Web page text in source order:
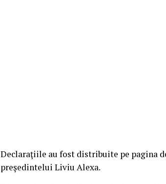
Declaraţiile au fost distribuite pe pagina
preşedintelui Liviu Alexa.